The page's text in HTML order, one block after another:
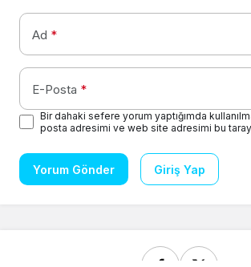
Ad *
E-Posta *
Bir dahaki sefere yorum yaptığımda
posta adresimi ve web site adresimi bu
Yorum Gönder Giriş Yap